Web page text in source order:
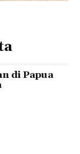
di Papua